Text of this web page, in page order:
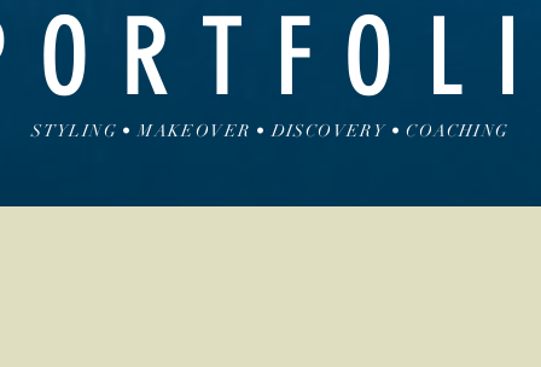
STYLING • MAKEOVER • DISCOVERY • COACHING